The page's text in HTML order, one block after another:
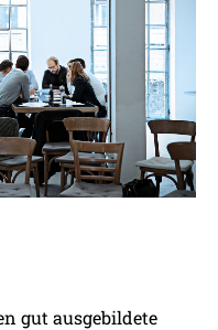
gut ausgebildete